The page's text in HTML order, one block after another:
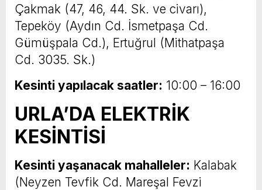
Çakmak (47, 46, 44. Sk. ve civarı),
Tepeköy (Aydın Cd. İsmetpaşa Cd.
Gümüşpala Cd.), Ertuğrul (Mithatpaşa
Cd. 3035. Sk.)
Kesinti yapılacak saatler: 10:00 – 16:00
URLA’DA ELEKTRİK
KESİNTİSİ
Kesinti yaşanacak mahalleler: Kalabak
(Neyzen Tevfik Cd. Mareşal Fevzi